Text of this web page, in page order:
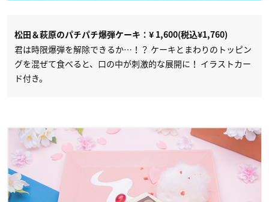
松田＆萩原のパチパチ爆弾ケーキ：¥ 1,600(税込¥1,760)
君は時限爆弾を解除できるか…！？ ケーキとまわりのトッピン
グを混ぜて食べると、口の中が刺激的な展開に！ イラストカー
ド付き。